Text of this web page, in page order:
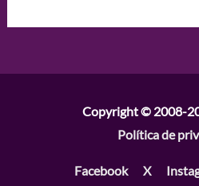
Copyright © 2008-
Política de
Facebook X